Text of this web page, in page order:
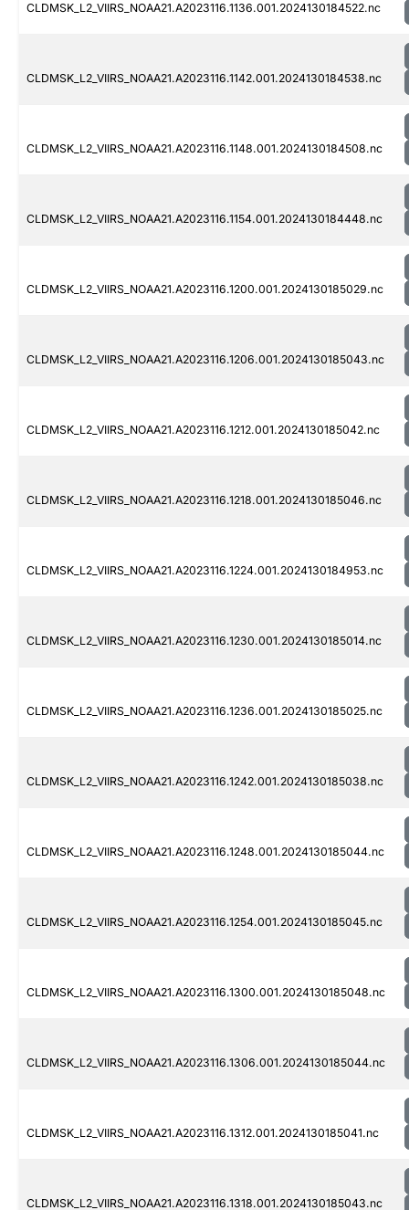
CLDMSK_L2_VIIRS_NOAA21.A2023116.1136.001.2024130184522.nc
CLDMSK_L2_VIIRS_NOAA21.A2023116.1142.001.2024130184538.nc
CLDMSK_L2_VIIRS_NOAA21.A2023116.1148.001.2024130184508.nc
CLDMSK_L2_VIIRS_NOAA21.A2023116.1154.001.2024130184448.nc
CLDMSK_L2_VIIRS_NOAA21.A2023116.1200.001.2024130185029.nc
CLDMSK_L2_VIIRS_NOAA21.A2023116.1206.001.2024130185043.nc
CLDMSK_L2_VIIRS_NOAA21.A2023116.1212.001.2024130185042.nc
CLDMSK_L2_VIIRS_NOAA21.A2023116.1218.001.2024130185046.nc
CLDMSK_L2_VIIRS_NOAA21.A2023116.1224.001.2024130184953.nc
CLDMSK_L2_VIIRS_NOAA21.A2023116.1230.001.2024130185014.nc
CLDMSK_L2_VIIRS_NOAA21.A2023116.1236.001.2024130185025.nc
CLDMSK_L2_VIIRS_NOAA21.A2023116.1242.001.2024130185038.nc
CLDMSK_L2_VIIRS_NOAA21.A2023116.1248.001.2024130185044.nc
CLDMSK_L2_VIIRS_NOAA21.A2023116.1254.001.2024130185045.nc
CLDMSK_L2_VIIRS_NOAA21.A2023116.1300.001.2024130185048.nc
CLDMSK_L2_VIIRS_NOAA21.A2023116.1306.001.2024130185044.nc
CLDMSK_L2_VIIRS_NOAA21.A2023116.1312.001.2024130185041.nc
CLDMSK_L2_VIIRS_NOAA21.A2023116.1318.001.2024130185043.nc